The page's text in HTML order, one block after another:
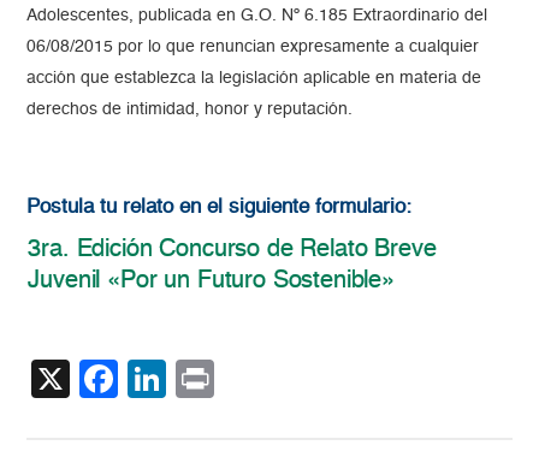
Adolescentes, publicada en G.O. Nº 6.185 Extraordinario del
06/08/2015 por lo que renuncian expresamente a cualquier
acción que establezca la legislación aplicable en materia de
derechos de intimidad, honor y reputación.
Postula tu relato en el siguiente formulario:
3ra. Edición Concurso de Relato Breve
Juvenil «Por un Futuro Sostenible»
X Facebook
LinkedIn